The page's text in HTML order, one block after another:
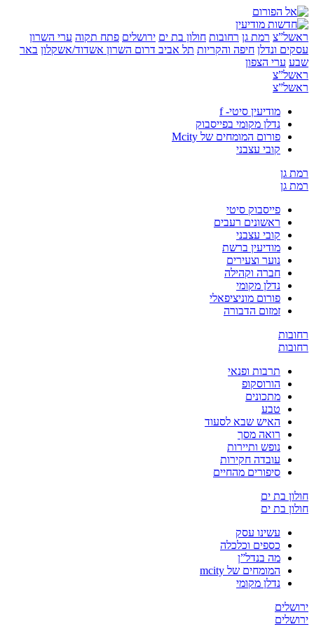
רמת גן רחובות חולון בת ים ירושלים פתח תקוה ערי השרון
ונדלן חיפה והקריות תל אביבדרום השרון אשדוד/אשקלון באר
ערי הצפון
מודיעין סיטי- f
נדלן מקומי בפייסבוק
פורום המומחים של Mcity
קובי עצבני
פייסבוק סיטי
ראשונים רעבים
קובי עצבני
מודיעין ברשת
נוער וצעירים
חברה וקהילה
נדלן מקומי
פורום מוניציפאלי
זמזום הדבורה
תרבות ופנאי
הורוסקופ
מתכונים
טבע
האיש שבא לסעוד
רואה מסך
נופש ותיירות
עובדה חקירות
סיפורים מהחיים
בת ים
בת ים
עשינו עסק
כספים וכלכלה
מה בנדל”ן
המומחים של mcity
נדלן מקומי